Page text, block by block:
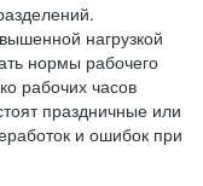
нагрузкой
нормы рабочего
рабочих часов
праздничные или
и ошибок при